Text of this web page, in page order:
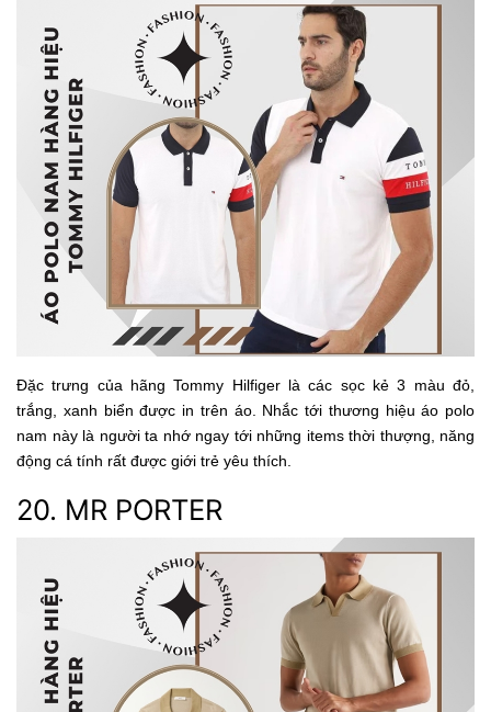
Đặc trưng của hãng Tommy Hilfiger là các sọc kẻ 3 màu đỏ,
trắng, xanh biển được in trên áo. Nhắc tới thương hiệu áo polo
nam này là người ta nhớ ngay tới những items thời thượng, năng
động cá tính rất được giới trẻ yêu thích.
20. MR PORTER